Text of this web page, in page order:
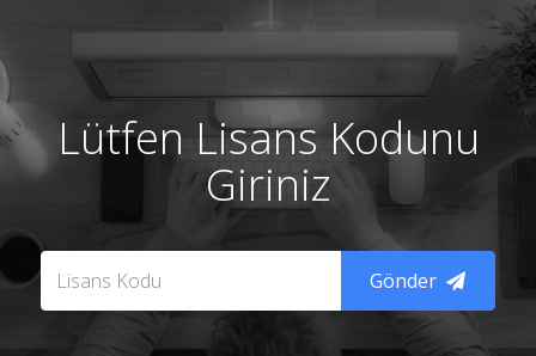
Lütfen Lisans Kodunu
Giriniz
Gönder